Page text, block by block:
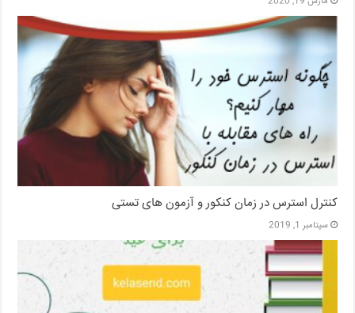
کنترل استرس در زمان کنکور و آزمون های تستی
سپتامبر 1, 2019